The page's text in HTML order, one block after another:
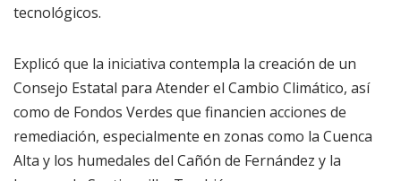
tecnológicos.
Explicó que la iniciativa contempla la creación de un
Consejo Estatal para Atender el Cambio Climático, así
como de Fondos Verdes que financien acciones de
remediación, especialmente en zonas como la Cuenca
Alta y los humedales del Cañón de Fernández y la